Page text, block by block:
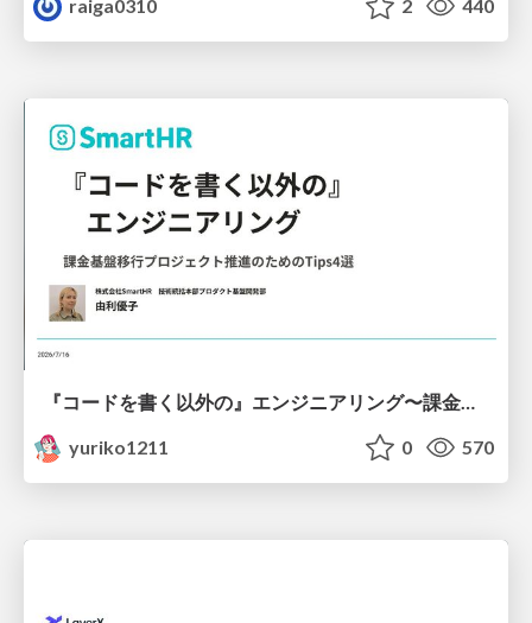
raiga0310
2 440
『コードを書く以外の』エンジニアリング〜課金基盤移行プロジェクト推進のためのTips4選
yuriko1211
0 570